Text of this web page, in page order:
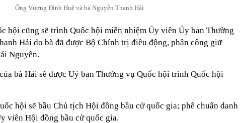
Ông Vương Đình Huệ và bà Nguyễn Thanh Hải
hội cũng sẽ trình Quốc hội miễn nhiệm Ủy viên Ủy ban Thường
Hải do bà đã được Bộ Chính trị điều động, phân công giữ
Nguyên.
bà Hải sẽ được Uỷ ban Thường vụ Quốc hội trình Quốc hội
hội sẽ bầu Chủ tịch Hội đồng bầu cử quốc gia; phê chuẩn danh
viên Hội đồng bầu cử quốc gia.